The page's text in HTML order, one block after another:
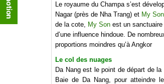
Le royaume du Champa s’est
Nagar (près de Nha Trang) et My Son
de la cote, My Son est un
d’une influence hindoue. De
proportions moindres qu’à Angkor
Le col des nuages
Da Nang est le point de départ de
Baie de Da Nang, pour atteindre